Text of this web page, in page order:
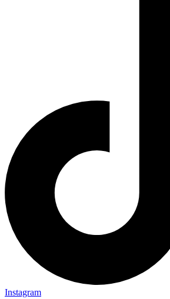
Instagram